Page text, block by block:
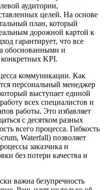
аудитории,
целей. На основе
план, который
дорожной картой к
гарантирует, что все
обоснованными и
KPI.
коммуникации. Как
персональный менеджер
выступает единой
всех специалистов и
работы. Это избавляет
с десятком разных
всего процесса. Гибкость
Waterfall) позволяет
заказчика и
без потери качества и
важна безупречность